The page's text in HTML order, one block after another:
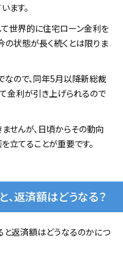
ます。
て世界的に住宅ローン金利を
状態が長く続くとは限りま
ので、同年5月以降新総裁
金利が引き上げられるので
せんが、日頃からその動向
立てることが重要です。
返済額はどうなる？
と返済額はどうなるのかにつ